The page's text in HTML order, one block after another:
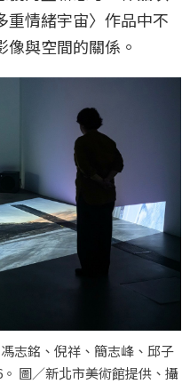
重情緒宇宙〉作品中不
與空間的關係。
志銘、倪祥、簡志峰、邱子
圖／新北市美術館提供、攝